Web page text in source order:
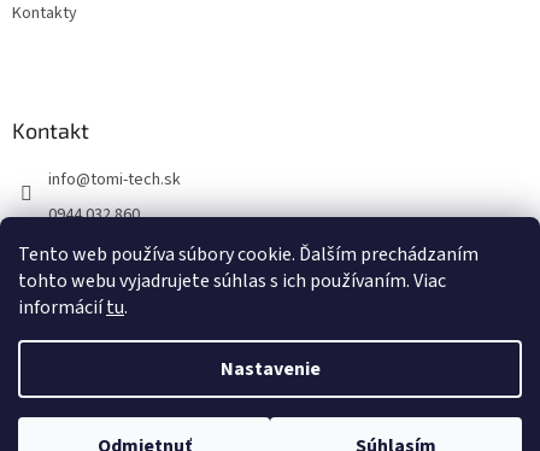
Tento web používa súbory cookie. Ďalším prechádzaním
tohto webu vyjadrujete súhlas s ich používaním. Viac
informáciítu.
Nastavenie
Kontakty
Kontakt
info@tomi-tech.sk
0944 032 860
https://www.facebook.com/tomitechsk/
tomi__tech/
Vytvoril Shoptet